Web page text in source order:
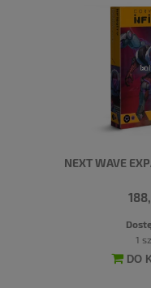
NEXT WAVE
1
DO